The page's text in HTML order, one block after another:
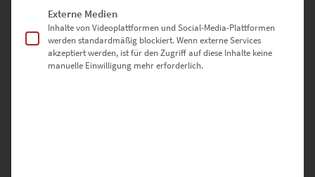
Lieferzeit: ca. 10 Werktage
Externe Medien
Inhalte von Videoplattformen und Social-Media-Plattformen
werden standardmäßig blockiert. Wenn externe Services
akzeptiert werden, ist für den Zugriff auf diese Inhalte keine
manuelle Einwilligung mehr erforderlich.